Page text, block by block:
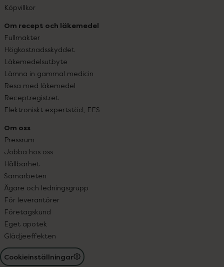
Köpvillkor
Om recept och läkemedel
Fullmakter
Högkostnadsskyddet
Läkemedelsutbyte
Lämna in gammal medicin
Resa med läkemedel
Receptregistret
Elektroniskt expertstöd, EES
Om oss
Pressrum
Jobba hos oss
Hållbarhet
Samarbeten
Ägare och ledningsgrupp
För leverantörer
Företagskund
Eget apotek
Glädjeeffekten
Cookieinställningar